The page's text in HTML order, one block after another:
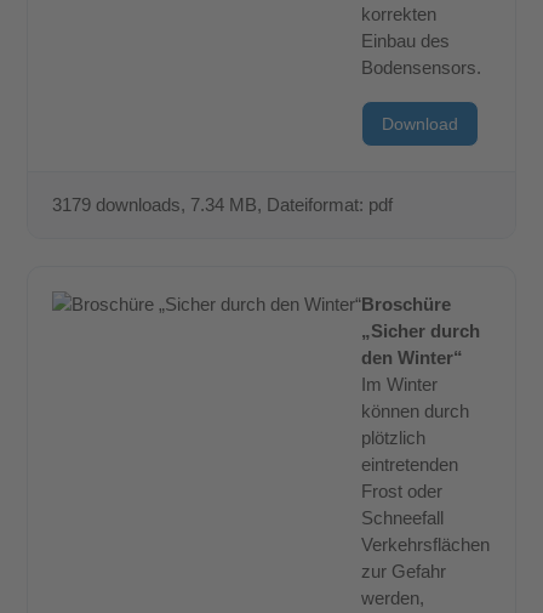
korrekten
Einbau des
Bodensensors.
Download
3179 downloads, 7.34 MB, Dateiformat: pdf
Broschüre
„Sicher durch
den Winter“
Im Winter
können durch
plötzlich
eintretenden
Frost oder
Schneefall
Verkehrsflächen
zur Gefahr
werden,